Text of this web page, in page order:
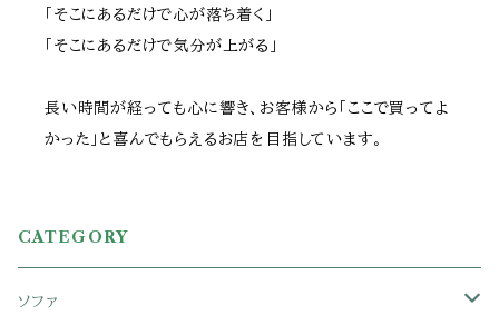
「そこにあるだけで心が落ち着く」
「そこにあるだけで気分が上がる」
長い時間が経っても心に響き、お客様から「ここで買ってよ
かった」と喜んでもらえるお店を目指しています。
CATEGORY
ソファ